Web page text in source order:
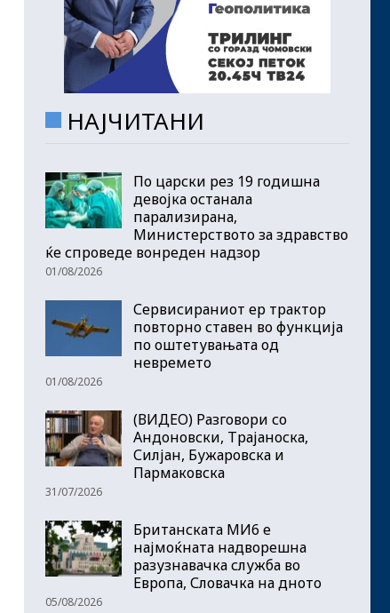
НАЈЧИТАНИ
По царски рез 19 годишна
девојка останала
парализирана,
Министерството за здравство
ќе спроведе вонреден надзор
01/08/2026
Сервисираниот ер трактор
повторно ставен во функција
по оштетувањата од
невремето
01/08/2026
(ВИДЕО) Разговори со
Андоновски, Трајаноска,
Силјан, Бужаровска и
Пармаковска
31/07/2026
Британската МИ6 е
најмоќната надворешна
разузнавачка служба во
Европа, Словачка на дното
05/08/2026